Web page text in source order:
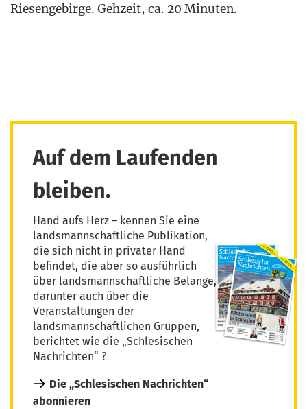
Rie­sen­ge­bir­ge. Geh­zeit, ca. 20 Minuten.
Auf dem Laufenden
bleiben.
Hand aufs Herz – kennen Sie eine
landsmannschaftliche Publikation,
die sich nicht in privater Hand
befindet, die aber so ausführlich
über landsmannschaftliche Belange,
darunter auch über die
Veranstaltungen der
landsmannschaftlichen Gruppen,
berichtet wie die „Schlesischen
Nachrichten“ ?
Die „Schlesischen Nachrichten“
abonnieren